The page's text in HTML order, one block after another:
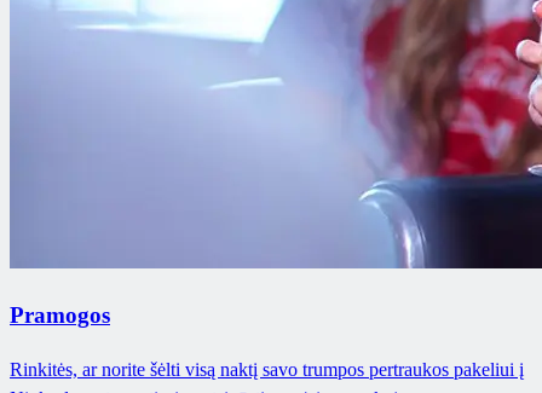
Pramogos
Rinkitės, ar norite šėlti visą naktį savo trumpos pertraukos pakeliui į